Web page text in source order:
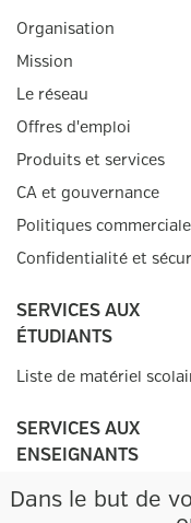
Dans le but de
Organisation
Mission
Le réseau
Offres d'emploi
Produits et services
CA et gouvernance
Politiques
Confidentialité et
SERVICES AUX
ÉTUDIANTS
Liste de matériel
SERVICES AUX
ENSEIGNANTS
Prescriptions